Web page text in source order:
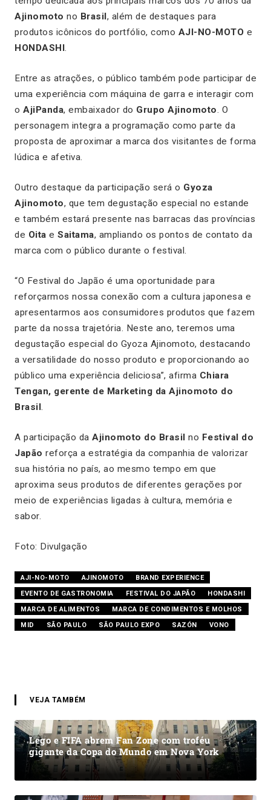
Ajinomoto no Brasil, além de destaques para
produtos icônicos do portfólio, como AJI-NO-MOTO e
HONDASHI.
Entre as atrações, o público também pode participar de
uma experiência com máquina de garra e interagir com
o AjiPanda, embaixador do Grupo Ajinomoto. O
personagem integra a programação como parte da
proposta de aproximar a marca dos visitantes de forma
lúdica e afetiva.
Outro destaque da participação será o Gyoza
Ajinomoto, que tem degustação especial no estande
e também estará presente nas barracas das províncias
de Oita e Saitama, ampliando os pontos de contato da
marca com o público durante o festival.
“O Festival do Japão é uma oportunidade para
reforçarmos nossa conexão com a cultura japonesa e
apresentarmos aos consumidores produtos que fazem
parte da nossa trajetória. Neste ano, teremos uma
degustação especial do Gyoza Ajinomoto, destacando
a versatilidade do nosso produto e proporcionando ao
público uma experiência deliciosa”, afirma Chiara
Tengan, gerente de Marketing da Ajinomoto do
Brasil.
A participação da Ajinomoto do Brasil no Festival do
Japão reforça a estratégia da companhia de valorizar
sua história no país, ao mesmo tempo em que
aproxima seus produtos de diferentes gerações por
meio de experiências ligadas à cultura, memória e
sabor.
Foto: Divulgação
AJI-NO-MOTO AJINOMOTO
BRAND EXPERIENCE
EVENTO DE GASTRONOMIA
FESTIVAL DO JAPÃO
HONDASHI
MARCA DE ALIMENTOS
MARCA DE CONDIMENTOS E MOLHOS
MID
SÃO PAULO SÃO PAULO EXPO SAZÓN VONO
VEJA TAMBÉM
Lego e FIFA abrem Fan Zone com troféu
gigante da Copa do Mundo em Nova York